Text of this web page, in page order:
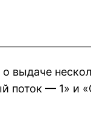
выдаче
поток — 1»